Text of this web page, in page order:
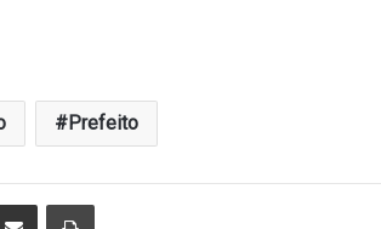
Prefeito
Compartilhar via e-mail Imprimir